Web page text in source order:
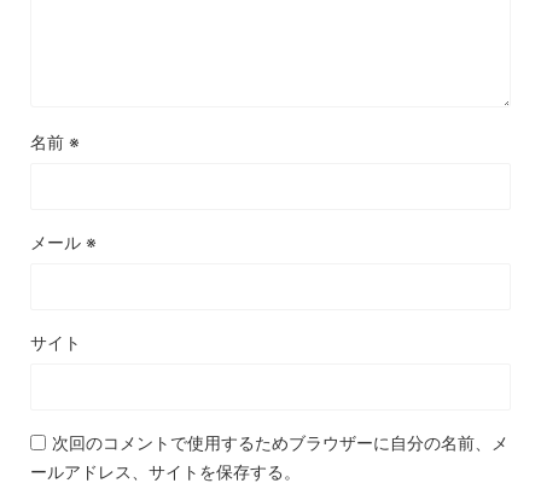
名前 ※
メール ※
サイト
次回のコメントで使用するためブラウザーに自分の名前、メ
ールアドレス、サイトを保存する。